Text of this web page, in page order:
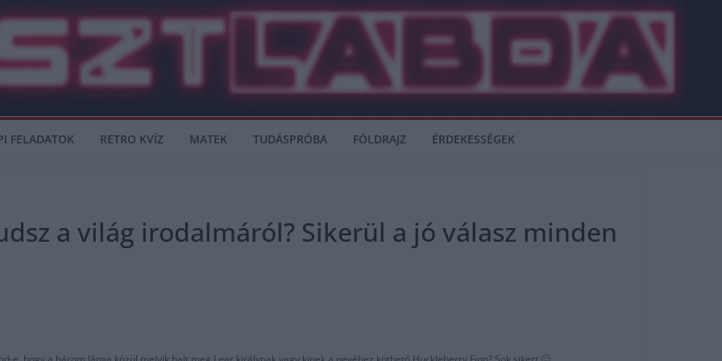
FELADATOK RETRO KVÍZ MATEK TUDÁSPRÓBA FÖLDRAJZ ÉRDEKESSÉGEK
a világ irodalmáról? Sikerül a jó válasz minden